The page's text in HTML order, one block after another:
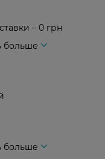
– 0 грн
больше
больше